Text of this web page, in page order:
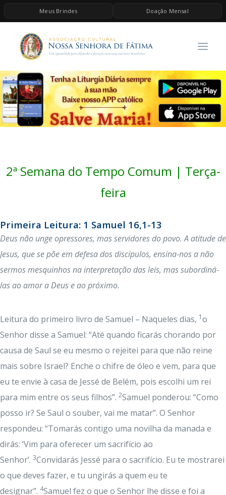
Meus Brindes Doação Mensal
HOME
A ASSOCIAÇÃO
CONTEÚDOS DE MARIA
ESPIRITUALIDADE
AS MELHORES MÚSICAS CATÓLICAS
BRINDES
2ª Semana do Tempo Comum | Terça-
feira
Primeira Leitura: 1 Samuel 16,1-13
Deus não unge opressores, mas servidores do povo. A atitude de
Jesus, que se põe em defesa dos discípulos, ensina-nos a não
sermos mesquinhos na interpretação das leis, mas subordiná-
las ao amor a Deus e ao próximo.
Leitura do primeiro livro de Samuel – Naqueles dias, 1o
Senhor disse a Samuel: “Até quando ficarás chorando por
causa de Saul se eu mesmo o rejeitei para que não reine
mais sobre Israel? Enche o chifre de óleo e vem, para que
eu te envie à casa de Jessé de Belém, pois escolhi um rei
para mim entre os seus filhos”. 2Samuel ponderou: “Como
posso ir? Se Saul o souber, vai me matar”. O Senhor
respondeu: “Tomarás contigo uma novilha da manada e
dirás: ‘Vim para oferecer um sacrifício ao
Senhor’. 3Convidarás Jessé para o sacrifício. Eu te mostrarei
o que deves fazer, e tu ungirás a quem eu te
designar”. 4Samuel fez o que o Senhor lhe disse e foi a